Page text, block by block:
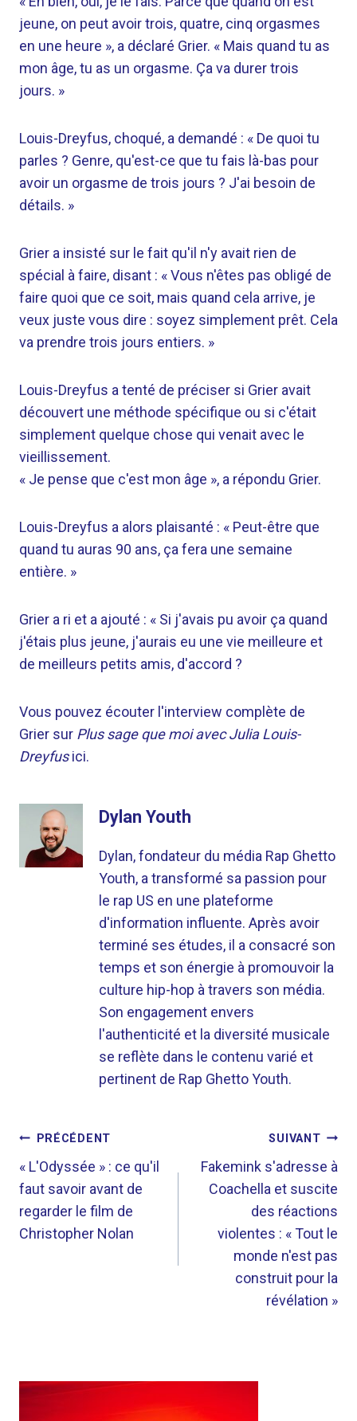
jeune, on peut avoir trois, quatre, cinq orgasmes
en une heure », a déclaré Grier. « Mais quand tu as
mon âge, tu as un orgasme. Ça va durer trois
jours. »
Louis-Dreyfus, choqué, a demandé : « De quoi tu
parles ? Genre, qu'est-ce que tu fais là-bas pour
avoir un orgasme de trois jours ? J'ai besoin de
détails. »
Grier a insisté sur le fait qu'il n'y avait rien de
spécial à faire, disant : « Vous n'êtes pas obligé de
faire quoi que ce soit, mais quand cela arrive, je
veux juste vous dire : soyez simplement prêt. Cela
va prendre trois jours entiers. »
Louis-Dreyfus a tenté de préciser si Grier avait
découvert une méthode spécifique ou si c'était
simplement quelque chose qui venait avec le
vieillissement.
« Je pense que c'est mon âge », a répondu Grier.
Louis-Dreyfus a alors plaisanté : « Peut-être que
quand tu auras 90 ans, ça fera une semaine
entière. »
Grier a ri et a ajouté : « Si j'avais pu avoir ça quand
j'étais plus jeune, j'aurais eu une vie meilleure et
de meilleurs petits amis, d'accord ?
Vous pouvez écouter l'interview complète de
Grier sur Plus sage que moi avec Julia Louis-
Dreyfusici.
Dylan Youth
Dylan, fondateur du média Rap Ghetto
Youth, a transformé sa passion pour
le rap US en une plateforme
d'information influente. Après avoir
terminé ses études, il a consacré son
temps et son énergie à promouvoir la
culture hip-hop à travers son média.
Son engagement envers
l'authenticité et la diversité musicale
se reflète dans le contenu varié et
pertinent de Rap Ghetto Youth.
NAVIGATION
DE
L’ARTICLE
PRÉCÉDENT
« L'Odyssée » : ce qu'il
faut savoir avant de
regarder le film de
Christopher Nolan
SUIVANT
Fakemink s'adresse à
Coachella et suscite
des réactions
violentes : « Tout le
monde n'est pas
construit pour la
révélation »